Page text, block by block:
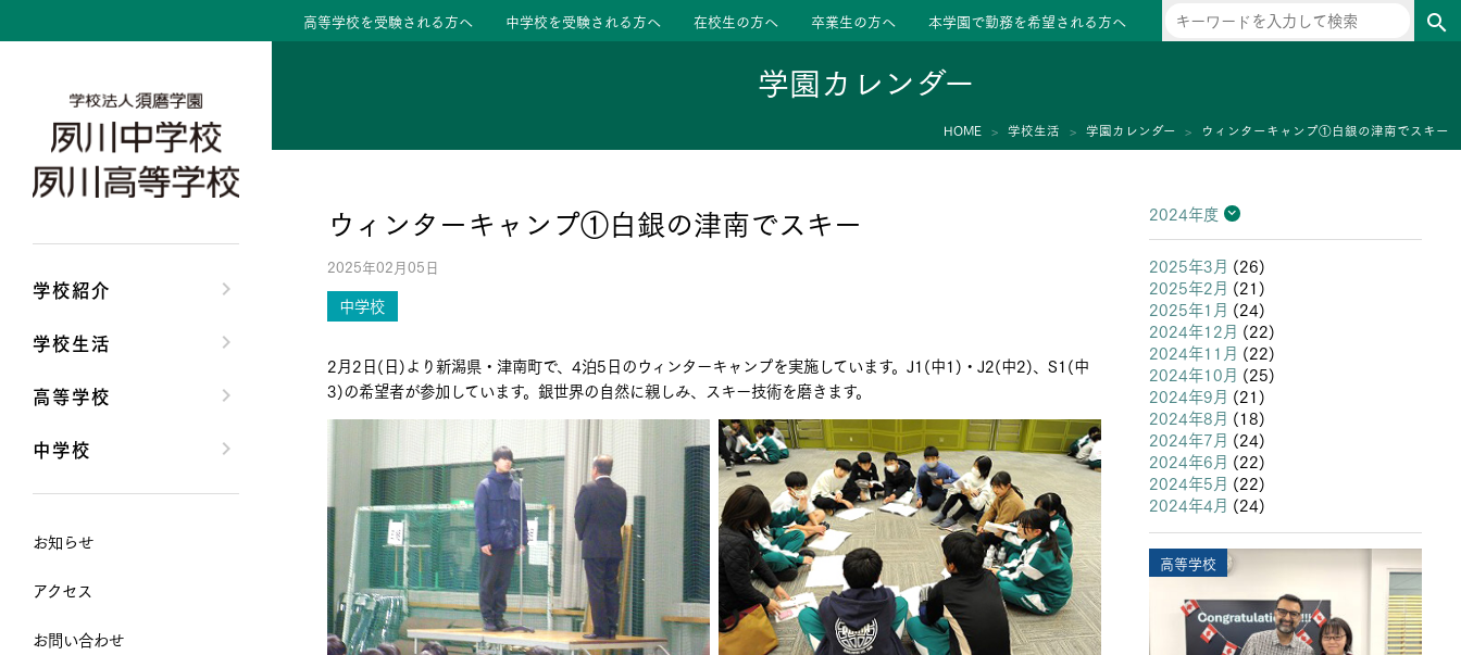
高等学校を受験される方へ 中学校を受験される方へ 在校生の方へ 卒業生の方へ 本学園で勤務を希望される方へ search
学園カレンダー
HOME 学校生活 学園カレンダー ウィンターキャンプ①白銀の津南でスキー
ウィンターキャンプ①白銀の津南でスキー
2025年02月05日
中学校
2月2日(日)より新潟県・津南町で、4泊5日のウィンターキャンプを実施しています。J1(中1)・J2(中2)、S1(中
3)の希望者が参加しています。銀世界の自然に親しみ、スキー技術を磨きます。
2024年度
2026年度
2025年度
2024年度
2023年度
2022年度
2021年度
2020年度
2019年度
2018年度
2017年度
2016年度
2015年度
2014年度
2013年度
2025年3月 (26)
2025年2月 (21)
2025年1月 (24)
2024年12月 (22)
2024年11月 (22)
2024年10月 (25)
2024年9月 (21)
2024年8月 (18)
2024年7月 (24)
2024年6月 (22)
2024年5月 (22)
2024年4月 (24)
高等学校
学校紹介
学校生活
高等学校
中学校
お知らせ
アクセス
お問い合わせ
安心して任せられる学校
沿革
大学合格実績
夙川ブログ
制服紹介
高校の教育方針／特色
特進コース／進学コース
先輩たちの声・生徒たちの声
中学校の教育方針／特色
Aコース／Bコース
先輩たちの声・生徒たちの声